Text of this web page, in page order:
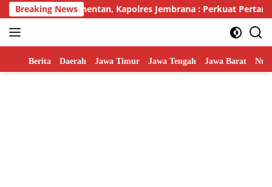
Skip
to
content
Breaking News
Dari Kementan, Kapolres Jembrana : Perkuat Pertanian
Home
Berita Daerah Jawa Timur Jawa Tengah Jawa Barat